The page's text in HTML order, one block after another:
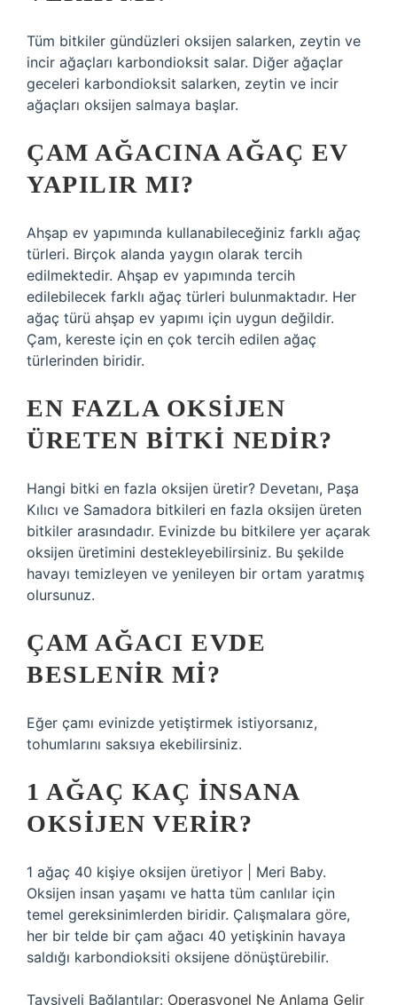
Tüm bitkiler gündüzleri oksijen salarken, zeytin ve
incir ağaçları karbondioksit salar. Diğer ağaçlar
geceleri karbondioksit salarken, zeytin ve incir
ağaçları oksijen salmaya başlar.
ÇAM AĞACINA AĞAÇ EV
YAPILIR MI?
Ahşap ev yapımında kullanabileceğiniz farklı ağaç
türleri. Birçok alanda yaygın olarak tercih
edilmektedir. Ahşap ev yapımında tercih
edilebilecek farklı ağaç türleri bulunmaktadır. Her
ağaç türü ahşap ev yapımı için uygun değildir.
Çam, kereste için en çok tercih edilen ağaç
türlerinden biridir.
EN FAZLA OKSIJEN
ÜRETEN BITKI NEDIR?
Hangi bitki en fazla oksijen üretir? Devetanı, Paşa
Kılıcı ve Samadora bitkileri en fazla oksijen üreten
bitkiler arasındadır. Evinizde bu bitkilere yer açarak
oksijen üretimini destekleyebilirsiniz. Bu şekilde
havayı temizleyen ve yenileyen bir ortam yaratmış
olursunuz.
ÇAM AĞACI EVDE
BESLENIR MI?
Eğer çamı evinizde yetiştirmek istiyorsanız,
tohumlarını saksıya ekebilirsiniz.
1 AĞAÇ KAÇ INSANA
OKSIJEN VERIR?
1 ağaç 40 kişiye oksijen üretiyor | Meri Baby.
Oksijen insan yaşamı ve hatta tüm canlılar için
temel gereksinimlerden biridir. Çalışmalara göre,
her bir telde bir çam ağacı 40 yetişkinin havaya
saldığı karbondioksiti oksijene dönüştürebilir.
Tavsiyeli Bağlantılar: Operasyonel Ne Anlama Gelir